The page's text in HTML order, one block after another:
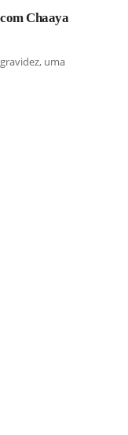
Chaaya
uma